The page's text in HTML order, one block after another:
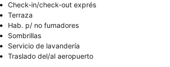
Check-in/check-out exprés
Terraza
Hab. p/ no fumadores
Sombrillas
Servicio de lavandería
Traslado del/al aeropuerto